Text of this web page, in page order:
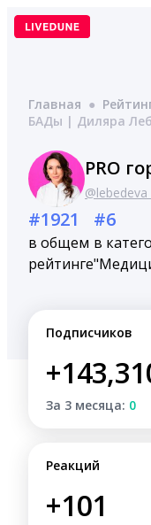
Перейти
Главная ●
БАДы | Диляра
#1921
в общем
рейтинге
#6
в
Подписчиков
За 3 месяца: 0
Реакций
+101